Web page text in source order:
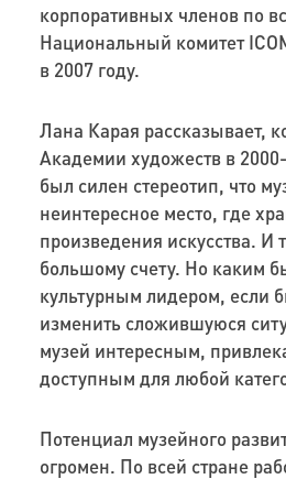
корпоративных членов по
Национальный комитет
в 2007 году.
Лана Карая рассказывает,
Академии художеств в
был силен стереотип, что
неинтересное место, где
произведения искусства. И
большому счету. Но каким
культурным лидером, если
изменить сложившуюся
музей интересным,
доступным для любой
Потенциал музейного
огромен. По всей стране